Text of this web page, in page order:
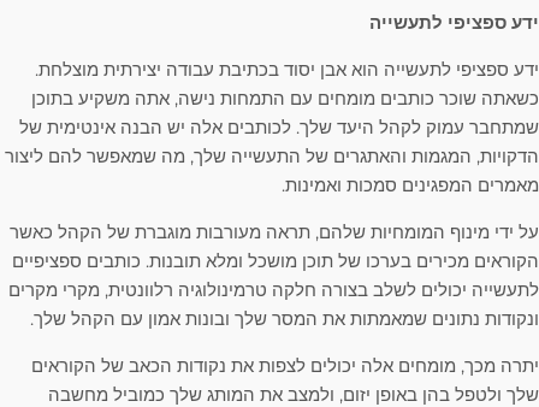
ידע ספציפי לתעשייה
ידע ספציפי לתעשייה הוא אבן יסוד בכתיבת עבודה יצירתית מוצלחת.
כשאתה שוכר כותבים מומחים עם התמחות נישה, אתה משקיע בתוכן
שמתחבר עמוק לקהל היעד שלך. לכותבים אלה יש הבנה אינטימית של
הדקויות, המגמות והאתגרים של התעשייה שלך, מה שמאפשר להם ליצור
מאמרים המפגינים סמכות ואמינות.
על ידי מינוף המומחיות שלהם, תראה מעורבות מוגברת של הקהל כאשר
הקוראים מכירים בערכו של תוכן מושכל ומלא תובנות. כותבים ספציפיים
לתעשייה יכולים לשלב בצורה חלקה טרמינולוגיה רלוונטית, מקרי מקרים
ונקודות נתונים שמאמתות את המסר שלך ובונות אמון עם הקהל שלך.
יתרה מכך, מומחים אלה יכולים לצפות את נקודות הכאב של הקוראים
שלך ולטפל בהן באופן יזום, ולמצב את המותג שלך כמוביל מחשבה